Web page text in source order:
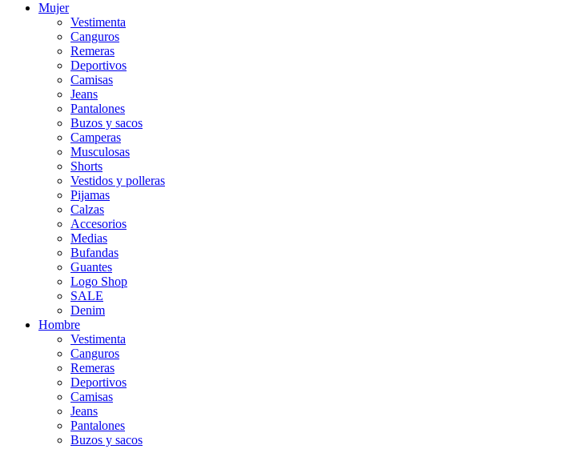
Mujer
Vestimenta
Canguros
Remeras
Deportivos
Camisas
Jeans
Pantalones
Buzos y sacos
Camperas
Musculosas
Shorts
Vestidos y polleras
Pijamas
Calzas
Accesorios
Medias
Bufandas
Guantes
Logo Shop
SALE
Denim
Hombre
Vestimenta
Canguros
Remeras
Deportivos
Camisas
Jeans
Pantalones
Buzos y sacos